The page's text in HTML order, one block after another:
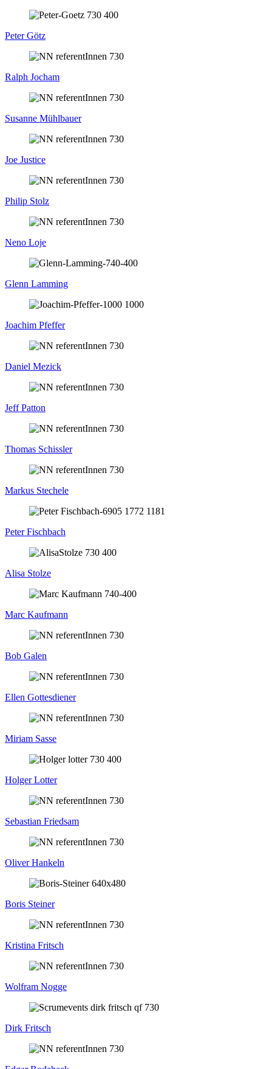
Peter Götz
Ralph Jocham
Susanne Mühlbauer
Joe Justice
Philip Stolz
Neno Loje
Glenn Lamming
Joachim Pfeffer
Daniel Mezick
Jeff Patton
Thomas Schissler
Markus Stechele
Peter Fischbach
Alisa Stolze
Marc Kaufmann
Bob Galen
Ellen Gottesdiener
Miriam Sasse
Holger Lotter
Sebastian Friedsam
Oliver Hankeln
Boris Steiner
Kristina Fritsch
Wolfram Nogge
Dirk Fritsch